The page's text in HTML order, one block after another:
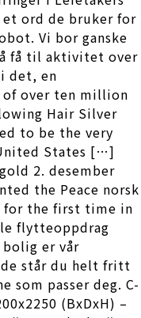
et ord de bruker for
Vi bor ganske
få til aktivitet over
det, en
of over ten million
Hair Silver
to be the very
States […]
2. desember
the Peace norsk
for the first time in
flytteoppdrag
er vår
står du helt fritt
som passer deg. C-
(BxDxH) –